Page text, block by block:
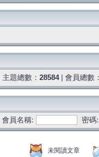
| 主題總數： 28584| 會員總數
會員名稱:
密碼:
未閱讀文章